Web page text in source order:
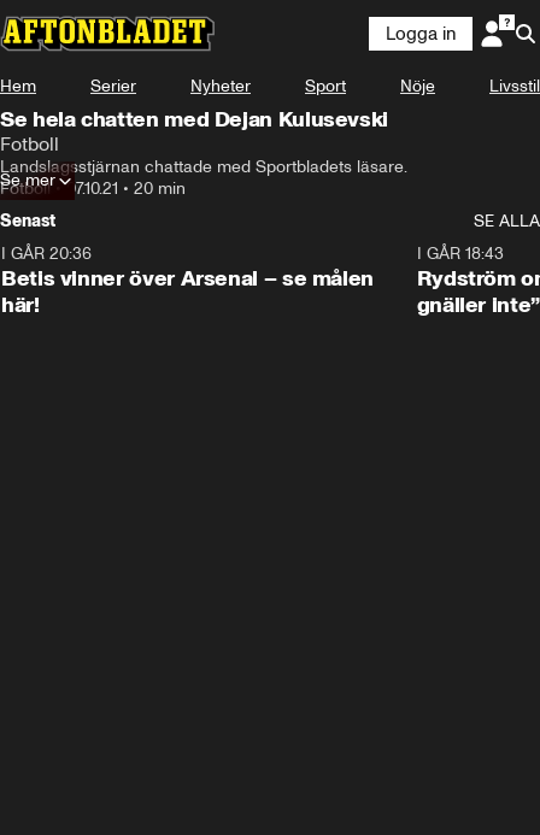
Logga in
Hem Serier Nyheter Sport Nöje Livsstil
Se hela chatten med Dejan Kulusevski
Fotboll
Landslagsstjärnan chattade med Sportbladets läsare.
Fotboll•07.10.21 • 20 min
Se mer
Senast
SE ALLA
I GÅR 20:36
Betis vinner över Arsenal – se målen
här!
I GÅR 18:43
Rydström
gnäller inte”